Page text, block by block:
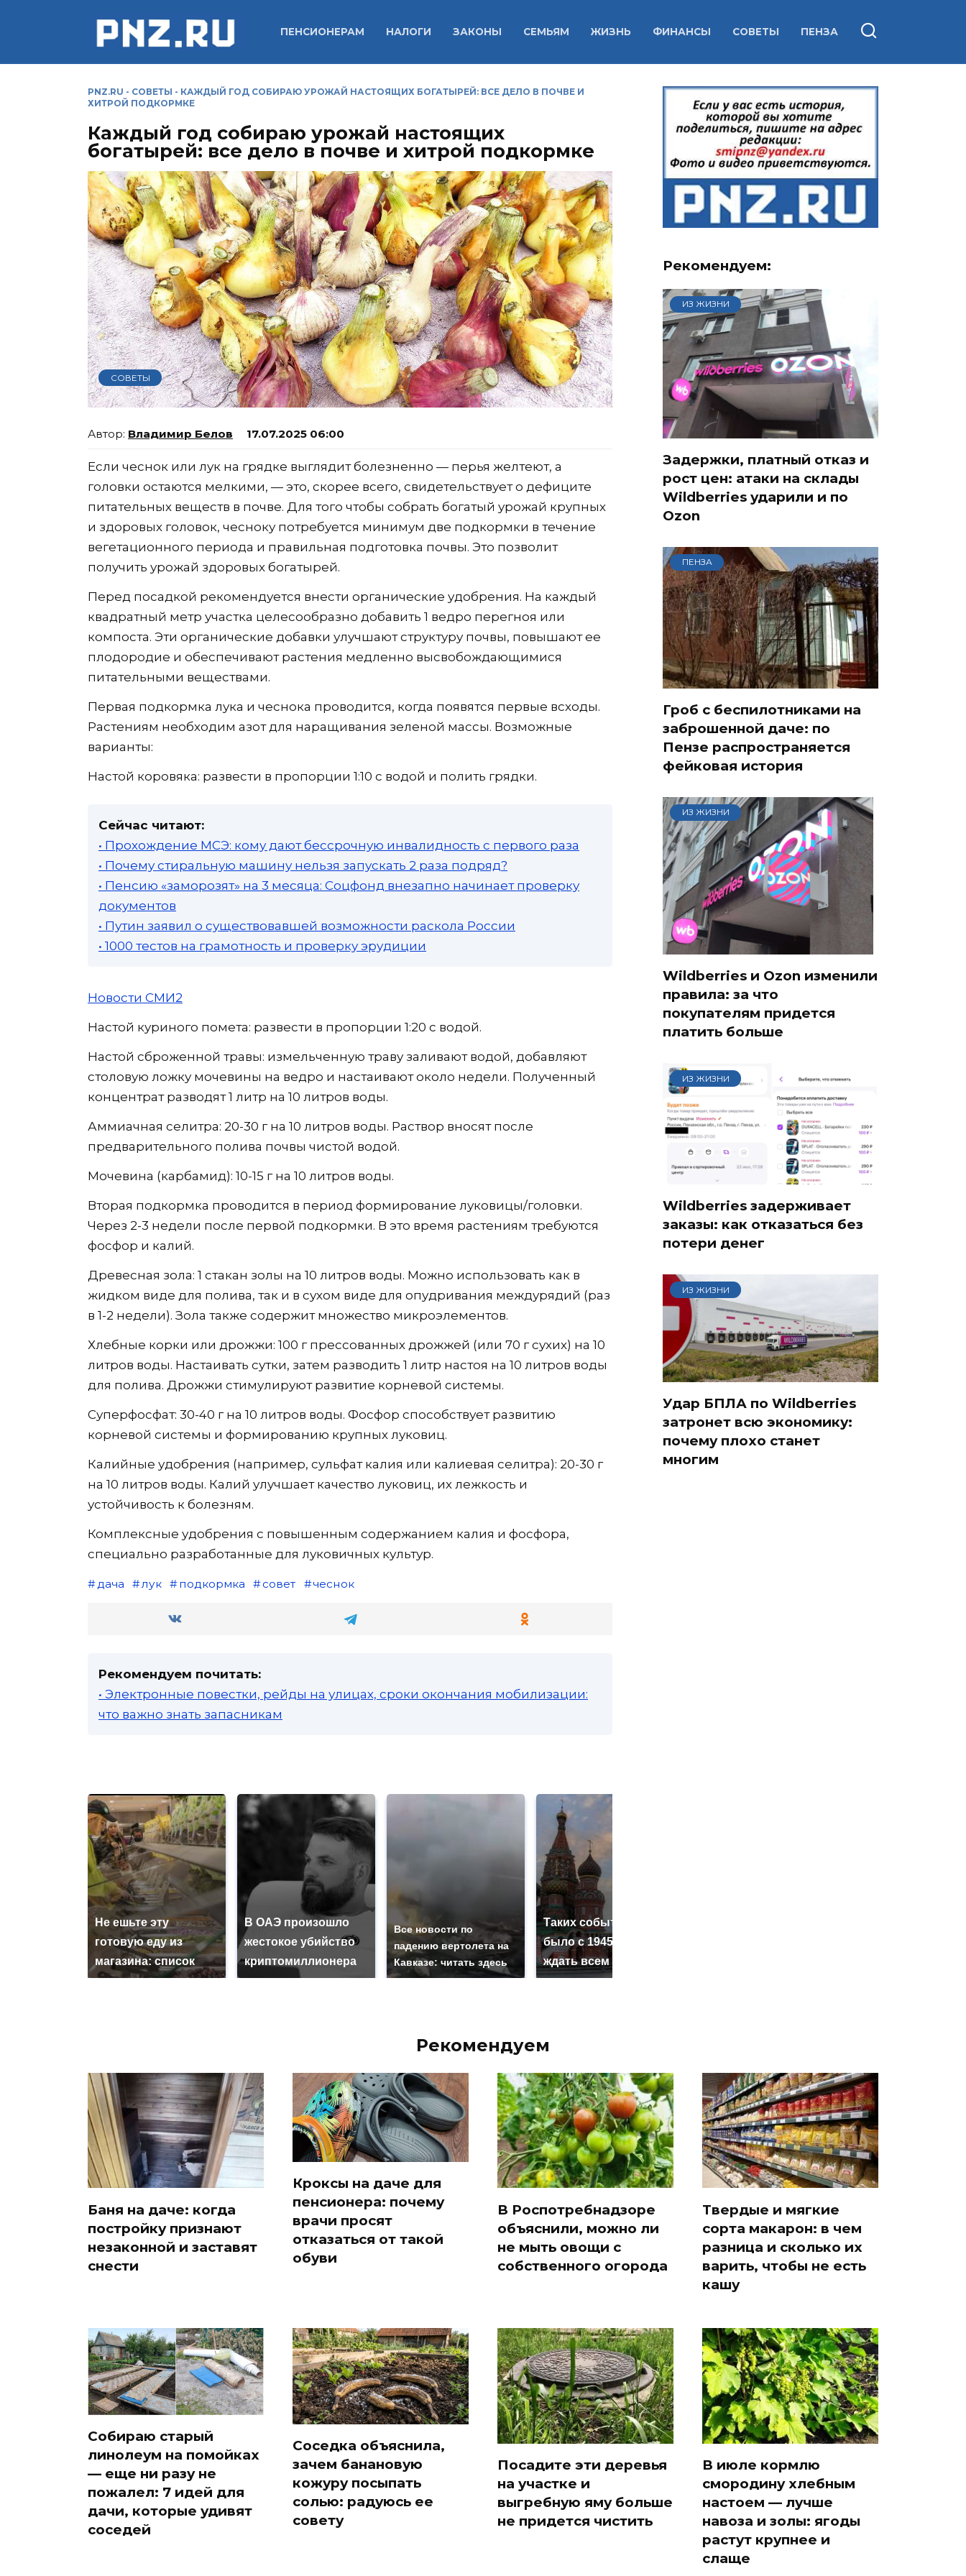
ПЕНСИОНЕРАМ НАЛОГИ ЗАКОНЫ СЕМЬЯМ ЖИЗНЬ ФИНАНСЫ СОВЕТЫ ПЕНЗА
PNZ.RU - СОВЕТЫ - КАЖДЫЙ ГОД СОБИРАЮ УРОЖАЙ НАСТОЯЩИХ БОГАТЫРЕЙ: ВСЕ ДЕЛО В ПОЧВЕ И
ХИТРОЙ ПОДКОРМКЕ
Каждый год собираю урожай настоящих
богатырей: все дело в почве и хитрой подкормке
СОВЕТЫ
Владимир Белов 17.07.2025 06:00
Если чеснок или лук на грядке выглядит болезненно — перья желтеют, а
головки остаются мелкими, — это, скорее всего, свидетельствует о дефиците
питательных веществ в почве. Для того чтобы собрать богатый урожай крупных
и здоровых головок, чесноку потребуется минимум две подкормки в течение
вегетационного периода и правильная подготовка почвы. Это позволит
получить урожай здоровых богатырей.
Перед посадкой рекомендуется внести органические удобрения. На каждый
квадратный метр участка целесообразно добавить 1 ведро перегноя или
компоста. Эти органические добавки улучшают структуру почвы, повышают ее
плодородие и обеспечивают растения медленно высвобождающимися
питательными веществами.
Первая подкормка лука и чеснока проводится, когда появятся первые всходы.
Растениям необходим азот для наращивания зеленой массы. Возможные
варианты:
Настой коровяка: развести в пропорции 1:10 с водой и полить грядки.
Сейчас читают:
• Прохождение МСЭ: кому дают бессрочную инвалидность с первого раза
• Почему стиральную машину нельзя запускать 2 раза подряд?
• Пенсию «заморозят» на 3 месяца: Соцфонд внезапно начинает проверку
документов
• Путин заявил о существовавшей возможности раскола России
• 1000 тестов на грамотность и проверку эрудиции
Новости СМИ2
Настой куриного помета: развести в пропорции 1:20 с водой.
Настой сброженной травы: измельченную траву заливают водой, добавляют
столовую ложку мочевины на ведро и настаивают около недели. Полученный
концентрат разводят 1 литр на 10 литров воды.
Аммиачная селитра: 20-30 г на 10 литров воды. Раствор вносят после
предварительного полива почвы чистой водой.
Мочевина (карбамид): 10-15 г на 10 литров воды.
Вторая подкормка проводится в период формирование луковицы/головки.
Через 2-3 недели после первой подкормки. В это время растениям требуются
фосфор и калий.
Древесная зола: 1 стакан золы на 10 литров воды. Можно использовать как в
жидком виде для полива, так и в сухом виде для опудривания междурядий (раз
в 1-2 недели). Зола также содержит множество микроэлементов.
Хлебные корки или дрожжи: 100 г прессованных дрожжей (или 70 г сухих) на 10
литров воды. Настаивать сутки, затем разводить 1 литр настоя на 10 литров воды
для полива. Дрожжи стимулируют развитие корневой системы.
Суперфосфат: 30-40 г на 10 литров воды. Фосфор способствует развитию
корневой системы и формированию крупных луковиц.
Калийные удобрения (например, сульфат калия или калиевая селитра): 20-30 г
на 10 литров воды. Калий улучшает качество луковиц, их лежкость и
устойчивость к болезням.
Комплексные удобрения с повышенным содержанием калия и фосфора,
специально разработанные для луковичных культур.
дача лук подкормка совет чеснок
Рекомендуем почитать:
• Электронные повестки, рейды на улицах, сроки окончания мобилизации:
что важно знать запасникам
Не ешьте эту
готовую еду из
магазина: список
В ОАЭ произошло
жестокое убийство
криптомиллионера
Все новости по
падению вертолета на
Кавказе: читать здесь
Таких событий не
было с 1945: чего
ждать всем нам?
Рекомендуем:
ИЗ ЖИЗНИ
Задержки, платный отказ и
рост цен: атаки на склады
Wildberries ударили и по
Ozon
ПЕНЗА
Гроб с беспилотниками на
заброшенной даче: по
Пензе распространяется
фейковая история
ИЗ ЖИЗНИ
Wildberries и Ozon изменили
правила: за что
покупателям придется
платить больше
ИЗ ЖИЗНИ
Wildberries задерживает
заказы: как отказаться без
потери денег
ИЗ ЖИЗНИ
Удар БПЛА по Wildberries
затронет всю экономику:
почему плохо станет
многим
Рекомендуем
Баня на даче: когда
постройку признают
незаконной и заставят
снести
Кроксы на даче для
пенсионера: почему
врачи просят
отказаться от такой
обуви
В Роспотребнадзоре
объяснили, можно ли
не мыть овощи с
собственного огорода
Твердые и мягкие
сорта макарон: в чем
разница и сколько их
варить, чтобы не есть
кашу
Собираю старый
линолеум на помойках
— еще ни разу не
пожалел: 7 идей для
дачи, которые удивят
соседей
Соседка объяснила,
зачем банановую
кожуру посыпать
солью: радуюсь ее
совету
Посадите эти деревья
на участке и
выгребную яму больше
не придется чистить
В июле кормлю
смородину хлебным
настоем — лучше
навоза и золы: ягоды
растут крупнее и
слаще